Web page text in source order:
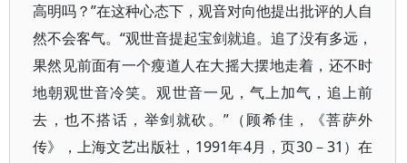
高明吗？”在这种心态下，观音对向他提出批评的人自
然不会客气。“观世音提起宝剑就追。追了没有多远，
果然见前面有一个瘦道人在大摇大摆地走着，还不时
地朝观世音冷笑。观世音一见，气上加气，追上前
去，也不搭话，举剑就砍。”（顾希佳，《菩萨外
传》，上海文艺出版社，1991年4月，页30－31）在